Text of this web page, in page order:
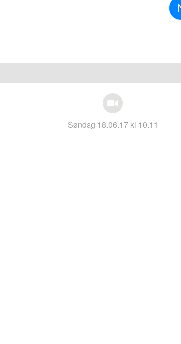
søndag 18.06.17 kl 10.11